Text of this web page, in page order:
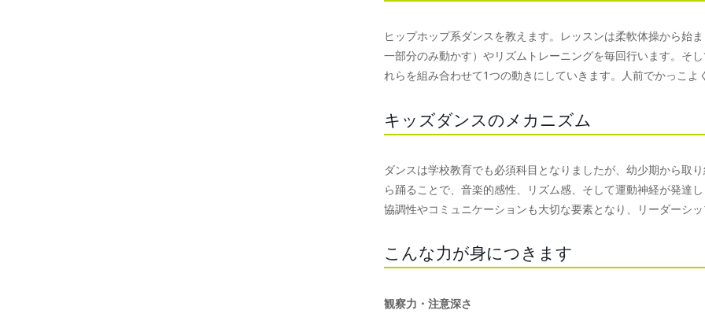
ヒップホップ系ダンスを教えます。レッスンは柔軟体操から始
一部分のみ動かす）やリズムトレーニングを毎回行います。そ
れらを組み合わせて1つの動きにしていきます。人前でかっこよ
キッズダンスのメカニズム
ダンスは学校教育でも必須科目となりましたが、幼少期から取
ら踊ることで、音楽的感性、リズム感、そして運動神経が発達
協調性やコミュニケーションも大切な要素となり、リーダーシッ
こんな力が身につきます
観察力・注意深さ